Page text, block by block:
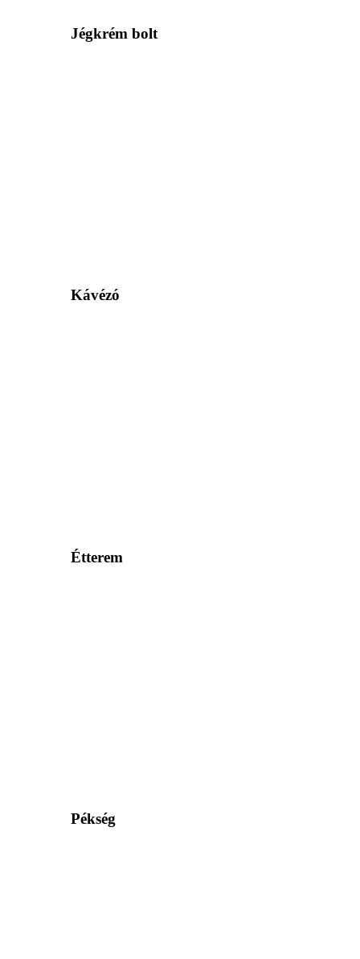
Jégkrém bolt
Kávézó
Étterem
Pékség